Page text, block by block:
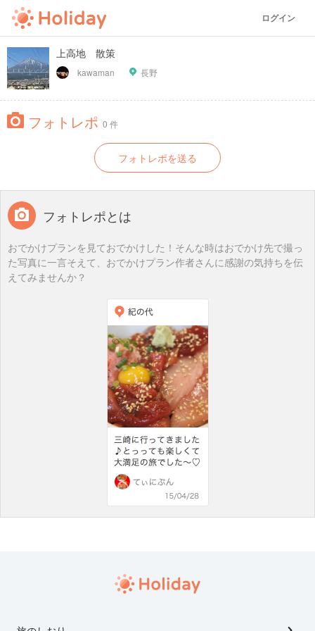
ログイン
上高地 散策
kawaman 長野
フォトレポ 0 件
フォトレポを送る
フォトレポとは
おでかけプランを見ておでかけした！そんな時はおでかけ先で撮っ
た写真に一言そえて、おでかけプラン作者さんに感謝の気持ちを伝
えてみませんか？